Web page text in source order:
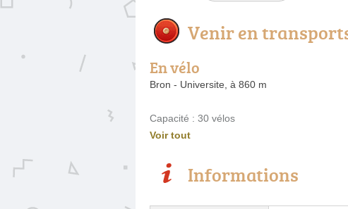
Venir en
En vélo
Bron - Universite, à 860 m
Capacité : 30 vélos
Voir tout
Informations